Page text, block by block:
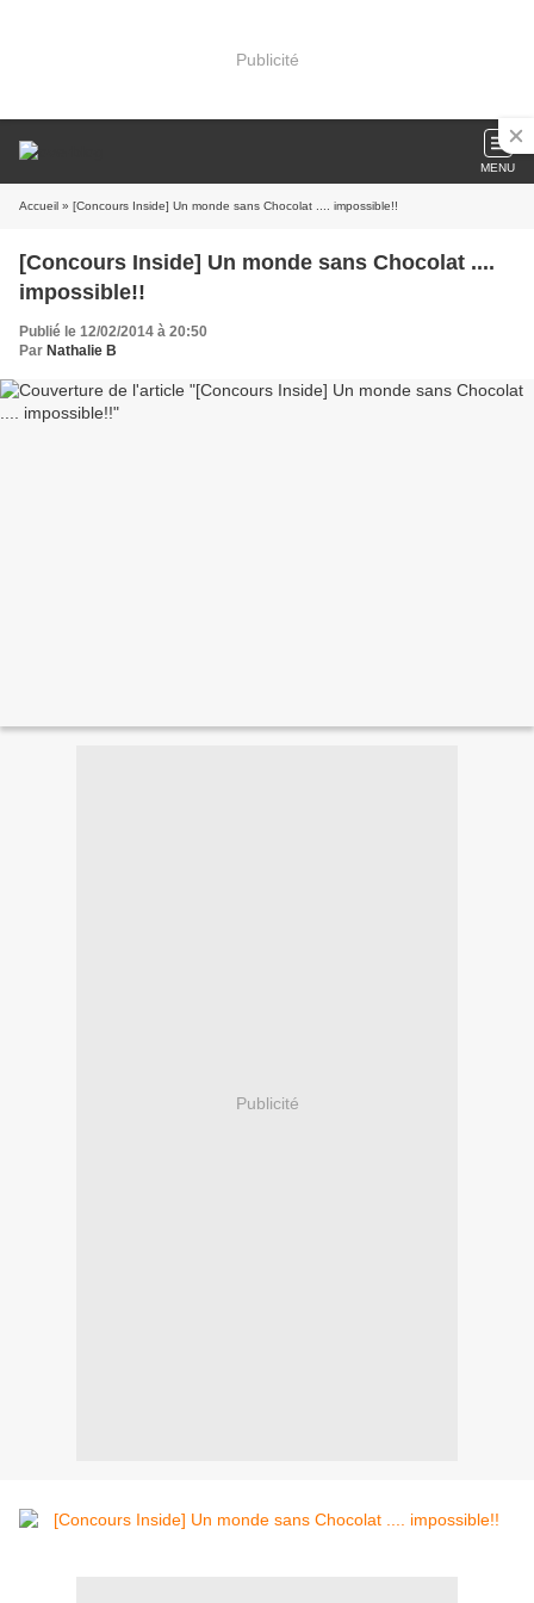
Publicité
MENU
Accueil » [Concours Inside] Un monde sans Chocolat .... impossible!!
[Concours Inside] Un monde sans Chocolat ....
impossible!!
Publié le 12/02/2014 à 20:50
Par Nathalie B
Publicité